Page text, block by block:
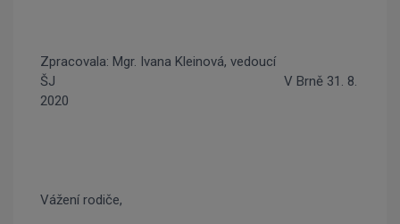
Zpracovala: Mgr. Ivana Kleinová, vedoucí
ŠJ V Brně 31. 8.
2020
Vážení rodiče,